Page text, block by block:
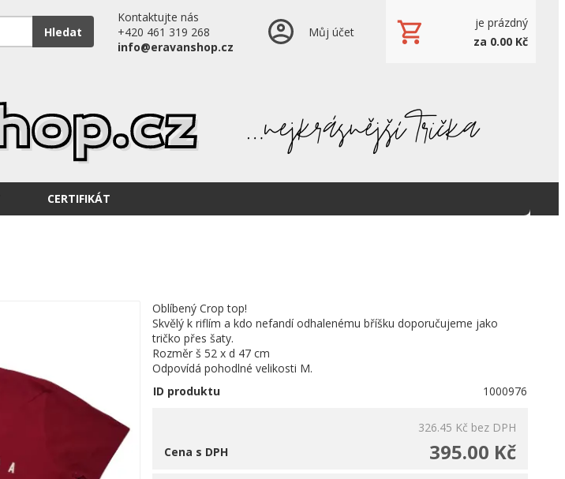
Hledat
Kontaktujte nás
+420 461 319 268
info@eravanshop.cz
Můj účet
je prázdný
za 0.00 Kč
CERTIFIKÁT
Oblíbený Crop top!
Skvělý k riflím a kdo nefandí odhalenému bříšku doporučujeme jako
tričko přes šaty.
Rozměr š 52 x d 47 cm
Odpovídá pohodlné velikosti M.
ID produktu
1000976
326.45 Kč bez DPH
395.00 Kč
Cena s DPH